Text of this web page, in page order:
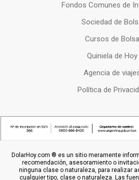
Fondos Comunes de
Sociedad de
Cursos de Bolsa
Quiniela de Hoy
Agencia de
Política de
DolarHoy.com ® es un sitio meramente
recomendación, asesoramiento o
ninguna clase o naturaleza, para realizar
cualquier tipo, clase o naturaleza. Las